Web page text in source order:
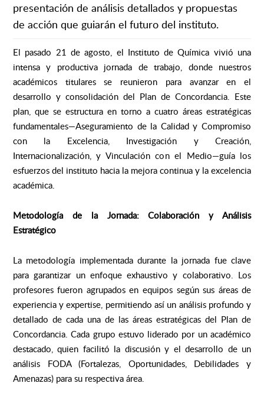
presentación de análisis detallados y propuestas
de acción que guiarán el futuro del instituto.
El pasado 21 de agosto, el Instituto de Química vivió una
intensa y productiva jornada de trabajo, donde nuestros
académicos titulares se reunieron para avanzar en el
desarrollo y consolidación del Plan de Concordancia. Este
plan, que se estructura en torno a cuatro áreas estratégicas
fundamentales—Aseguramiento de la Calidad y Compromiso
con la Excelencia, Investigación y Creación,
Internacionalización, y Vinculación con el Medio—guía los
esfuerzos del instituto hacia la mejora continua y la excelencia
académica.
Metodología de la Jornada: Colaboración y Análisis
Estratégico
La metodología implementada durante la jornada fue clave
para garantizar un enfoque exhaustivo y colaborativo. Los
profesores fueron agrupados en equipos según sus áreas de
experiencia y expertise, permitiendo así un análisis profundo y
detallado de cada una de las áreas estratégicas del Plan de
Concordancia. Cada grupo estuvo liderado por un académico
destacado, quien facilitó la discusión y el desarrollo de un
análisis FODA (Fortalezas, Oportunidades, Debilidades y
Amenazas) para su respectiva área.